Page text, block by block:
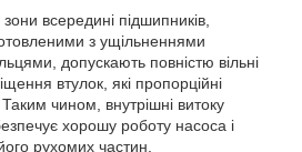
всередині підшипників,
з ущільненнями
допускають повністю вільні
втулок, які пропорційні
чином, внутрішні витоку
хорошу роботу насоса і
рухомих частин.